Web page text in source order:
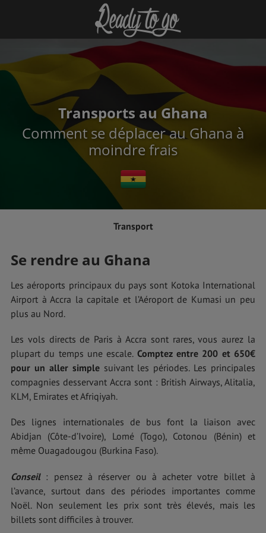
Transports au Ghana
Comment se déplacer au Ghana à
moindre frais
Transport
Se rendre au Ghana
Les aéroports principaux du pays sont Kotoka International
Airport à Accra la capitale et l’Aéroport de Kumasi un peu
plus au Nord.
Les vols directs de Paris à Accra sont rares, vous aurez la
plupart du temps une escale. Comptez entre 200 et 650€
pour un aller simplesuivant les périodes. Les principales
compagnies desservant Accra sont : British Airways, Alitalia,
KLM, Emirates et Afriqiyah.
Des lignes internationales de bus font la liaison avec
Abidjan (Côte-d’Ivoire), Lomé (Togo), Cotonou (Bénin) et
même Ouagadougou (Burkina Faso).
Conseil: pensez à réserver ou à acheter votre billet à
l’avance, surtout dans des périodes importantes comme
Noël. Non seulement les prix sont très élevés, mais les
billets sont difficiles à trouver.